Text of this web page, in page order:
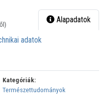
Alapadatok
adatok
Kategóriák:
Természettudományok